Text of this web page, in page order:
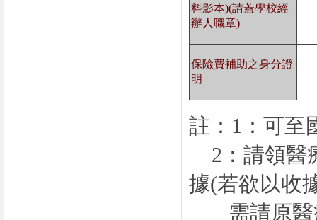
料影本)(請蓋學校經
辦人職章)
保險費補助之身分證
明
註： 1：可至
2：請領醫
據(若欲以收
需請原醫